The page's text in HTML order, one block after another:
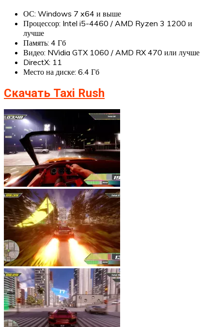
ОС: Windows 7 x64 и выше
Процессор: Intel i5-4460 / AMD Ryzen 3 1200 и
лучше
Память: 4 Гб
Видео: NVidia GTX 1060 / AMD RX 470 или лучше
DirectX: 11
Место на диске: 6.4 Гб
Скачать Taxi Rush